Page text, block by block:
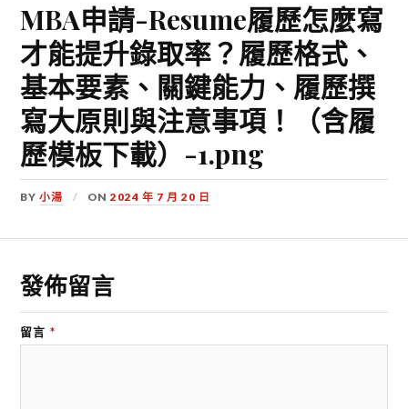
MBA申請-Resume履歷怎麼寫
才能提升錄取率？履歷格式、
基本要素、關鍵能力、履歷撰
寫大原則與注意事項！（含履
歷模板下載）-1.png
BY小湯 ON2024 年 7 月 20 日
發佈留言
留言 *